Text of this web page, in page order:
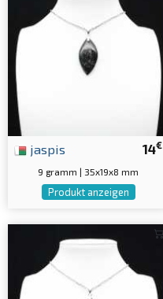
14€
jaspis
9 gramm | 35x19x8 mm
Produkt anzeigen